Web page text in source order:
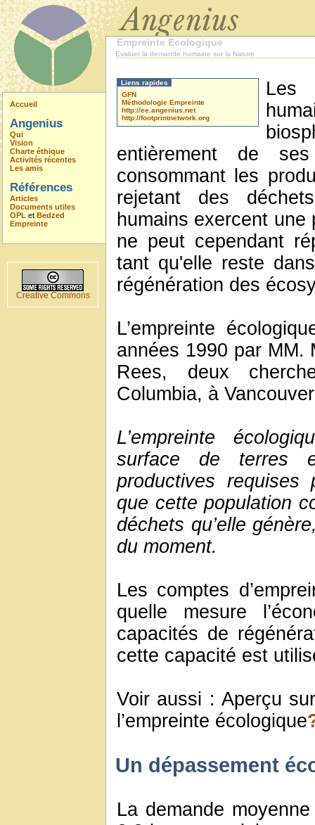
Accueil
Angenius
Qui
Vision
Charte éthique
Activités récentes
Les amis
Références
Articles
Documents utiles
OPL et Bedzed
Empreinte
Creative Commons
Empreinte Ecologique
Evaluer la demande humaine sur la Nature
Liens rapides
GFN
Méthodologie Empreinte
http://ee.angenius.net
http://footprintnetwork.org
Les
entièrement de
consommant les
rejetant des
humains exercent
ne peut cependant
tant qu'elle reste
régénération des
L’empreinte
années 1990 par MM.
Rees, deux
Columbia, à
L’empreinte
surface de terres
productives requises
que cette population
déchets qu’elle
du moment.
Les comptes
quelle mesure
capacités de
cette capacité est
Voir aussi : Aperçu
l’empreinte écologique
Un dépassement
La demande